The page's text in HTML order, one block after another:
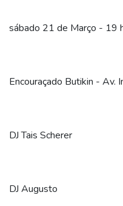
sábado 21 de Março - 19
Encouraçado Butikin - Av.
DJ Tais Scherer
DJ Augusto